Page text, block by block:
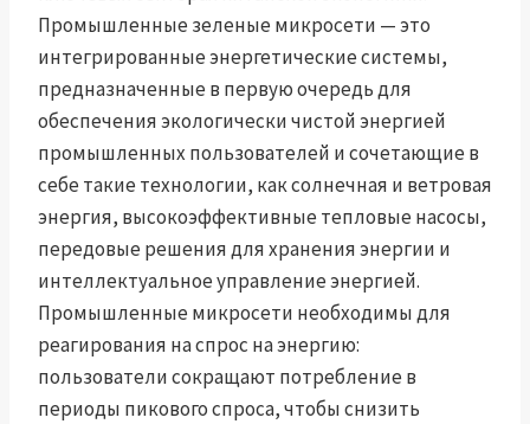
Промышленные зеленые микросети — это
интегрированные энергетические системы,
предназначенные в первую очередь для
обеспечения экологически чистой энергией
промышленных пользователей и сочетающие в
себе такие технологии, как солнечная и ветровая
энергия, высокоэффективные тепловые насосы,
передовые решения для хранения энергии и
интеллектуальное управление энергией.
Промышленные микросети необходимы для
реагирования на спрос на энергию:
пользователи сокращают потребление в
периоды пикового спроса, чтобы снизить